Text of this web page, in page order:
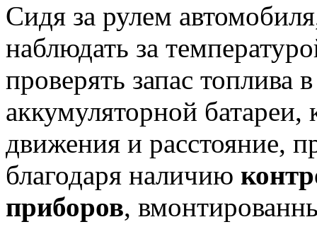
Сидя за рулем
наблюдать за
проверять запас топлива
аккумуляторной батареи,
движения и расстояние,
благодаря наличию
приборов,